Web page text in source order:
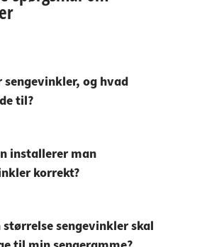
sengevinkler, og hvad
til?
installerer man
korrekt?
sengevinkler skal